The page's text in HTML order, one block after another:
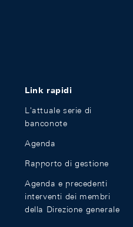
Link rapidi
L'attuale serie di
banconote
Agenda
Rapporto di gestione
Agenda e precedenti
interventi dei membri
della Direzione generale